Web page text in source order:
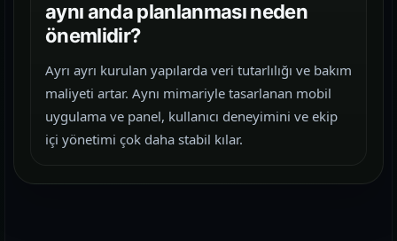
aynı anda planlanması neden
önemlidir?
Ayrı ayrı kurulan yapılarda veri tutarlılığı ve bakım
maliyeti artar. Aynı mimariyle tasarlanan mobil
uygulama ve panel, kullanıcı deneyimini ve ekip
içi yönetimi çok daha stabil kılar.